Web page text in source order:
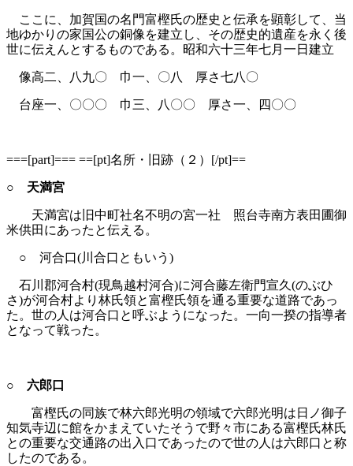
ここに、加賀国の名門富樫氏の歴史と伝承を顕彰して、当
地ゆかりの家国公の銅像を建立し、その歴史的遺産を永く後
世に伝えんとするものである。昭和六十三年七月一日建立
像高二、八九〇 巾一、〇八 厚さ七八〇
台座一、〇〇〇 巾三、八〇〇 厚さ一、四〇〇
===[part]=== ==[pt]名所・旧跡（２）[/pt]==
○ 天満宮
天満宮は旧中町社名不明の宮一社 照台寺南方表田圃御
米供田にあったと伝える。
○ 河合口(川合口ともいう)
石川郡河合村(現鳥越村河合)に河合藤左衛門宣久(のぶひ
さ)が河合村より林氏領と富樫氏領を通る重要な道路であっ
た。世の人は河合口と呼ぶようになった。一向一揆の指導者
となって戦った。
○ 六郎口
富樫氏の同族で林六郎光明の領域で六郎光明は日ノ御子
知気寺辺に館をかまえていたそうで野々市にある富樫氏林氏
との重要な交通路の出入口であったので世の人は六郎口と称
したのである。